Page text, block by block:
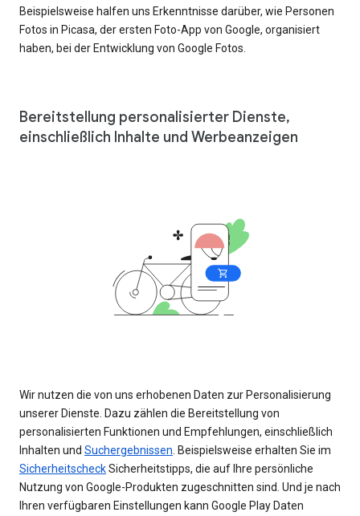
Beispielsweise halfen uns Erkenntnisse darüber, wie Personen
Fotos in Picasa, der ersten Foto-App von Google, organisiert
haben, bei der Entwicklung von Google Fotos.
Bereitstellung personalisierter Dienste,
einschließlich Inhalte und Werbeanzeigen
Wir nutzen die von uns erhobenen Daten zur Personalisierung
unserer Dienste. Dazu zählen die Bereitstellung von
personalisierten Funktionen und Empfehlungen, einschließlich
Inhalten und Suchergebnissen . Beispielsweise erhalten Sie im
SicherheitscheckSicherheitstipps, die auf Ihre persönliche
Nutzung von Google-Produkten zugeschnitten sind. Und je nach
Ihren verfügbaren Einstellungen kann Google Play Daten